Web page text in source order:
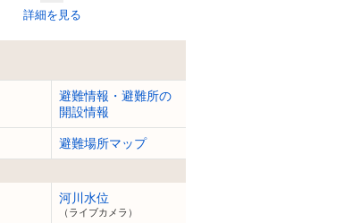
詳細を見る
避難情報・避難所の
開設情報
避難場所マップ
河川水位
（ライブカメラ）